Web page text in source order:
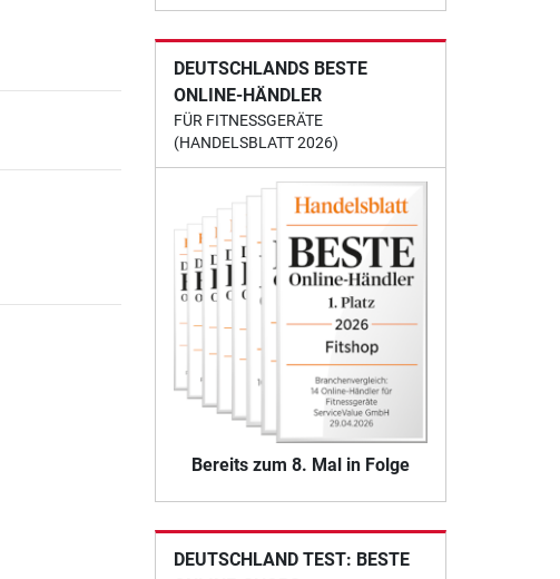
DEUTSCHLANDS BESTE
ONLINE-HÄNDLER
FÜR FITNESSGERÄTE
(HANDELSBLATT 2026)
Bereits zum 8. Mal in Folge
DEUTSCHLAND TEST: BESTE